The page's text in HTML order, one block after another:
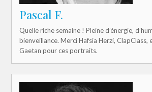
Pascal F.
Quelle riche semaine ! Pleine d’énergie,
bienveillance. Merci Hafsia Herzi, ClapClass,
Gaetan pour ces portraits.